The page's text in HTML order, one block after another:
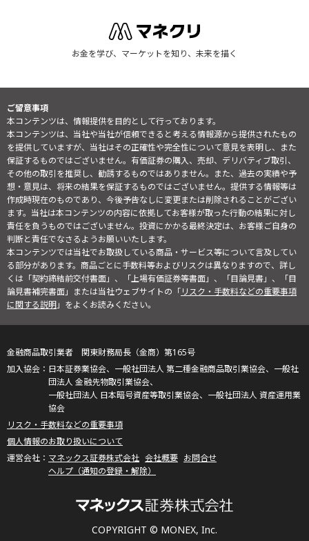
お金を学び、マーケットを知り、未来を描く
ご留意事項
本コンテンツは、情報提供を目的として行っております。
本コンテンツは、当社や当社が信頼できると考える情報源から提供されたもの
を提供していますが、当社はその正確性や完全性について意見を表明し、また
保証するものではございません。有価証券の購入、売却、デリバティブ取引、
その他の取引を推奨し、勧誘するものではありません。また、過去の実績や予
想・意見は、将来の結果を保証するものではございません。提供する情報等は
作成時現在のものであり、今後予告なしに変更または削除されることがござい
ます。当社は本コンテンツの内容に依拠してお客様が取った行動の結果に対し
責任を負うものではございません。投資にかかる最終決定は、お客様ご自身の
判断と責任でなさるようお願いいたします。
本コンテンツでは当社でお取扱している商品・サービス等について言及してい
る部分があります。商品ごとに手数料等およびリスクは異なりますので、詳し
くは「契約締結前交付書面」、「上場有価証券等書面」、「目論見書」、「目
論見書補完書面」または当社ウェブサイトの「リスク・手数料などの重要事項
に関する説明」をよくお読みください。
COPYRIGHT © MONEX, Inc.
金融商品取引業者 関東財務局長（金商）第165号
日本証券業協会、一般社団法人 第二種金融商品取引業協会、一般社
団法人 金融先物取引業協会、
一般社団法人 日本暗号資産等取引業協会、一般社団法人 資産運用業
協会
リスク・手数料などの重要事項
個人情報のお取り扱いについて
マネックス証券株式会社 会社概要 お問合せ
ヘルプ（通知の登録・解除）